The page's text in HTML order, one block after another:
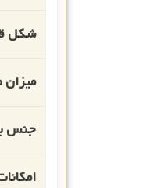
شکل
جنس